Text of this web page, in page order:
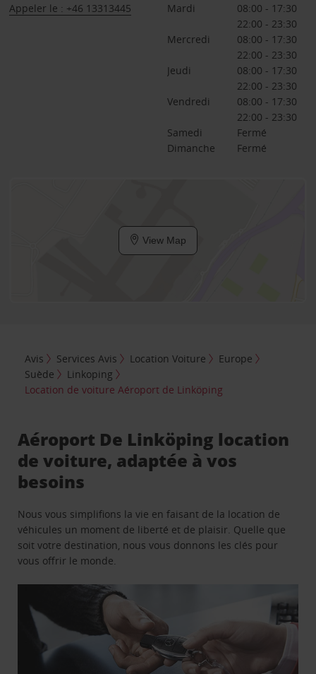
Appeler le : +46 13313445
Mardi
08:00 - 17:30
22:00 - 23:30
Mercredi
08:00 - 17:30
22:00 - 23:30
Jeudi
08:00 - 17:30
22:00 - 23:30
Vendredi
08:00 - 17:30
22:00 - 23:30
Samedi
Fermé
Dimanche
Fermé
View Map
Avis Services Avis Location Voiture
Europe
Suède
Linkoping
Location de voiture Aéroport de Linköping
Aéroport De Linköping location
de voiture, adaptée à vos
besoins
Nous vous simplifions la vie en faisant de la location de
véhicules un moment de liberté et de plaisir. Quelle que
soit votre destination, nous vous donnons les clés pour
vous offrir le monde.